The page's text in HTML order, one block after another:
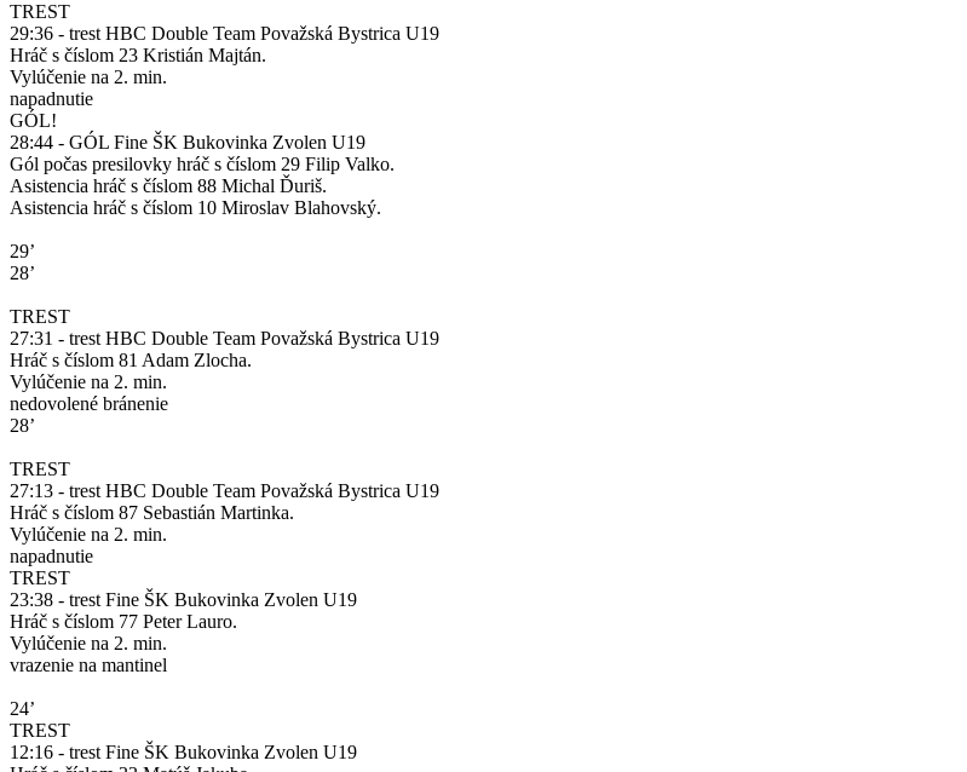
TREST
29:36 - trest HBC Double Team Považská Bystrica U19
Hráč s číslom 23 Kristián Majtán.
Vylúčenie na 2. min.
napadnutie
GÓL!
28:44 - GÓL Fine ŠK Bukovinka Zvolen U19
Gól počas presilovky hráč s číslom 29 Filip Valko.
Asistencia hráč s číslom 88 Michal Ďuriš.
Asistencia hráč s číslom 10 Miroslav Blahovský.
29’
28’
TREST
27:31 - trest HBC Double Team Považská Bystrica U19
Hráč s číslom 81 Adam Zlocha.
Vylúčenie na 2. min.
nedovolené bránenie
28’
TREST
27:13 - trest HBC Double Team Považská Bystrica U19
Hráč s číslom 87 Sebastián Martinka.
Vylúčenie na 2. min.
napadnutie
TREST
23:38 - trest Fine ŠK Bukovinka Zvolen U19
Hráč s číslom 77 Peter Lauro.
Vylúčenie na 2. min.
vrazenie na mantinel
24’
TREST
12:16 - trest Fine ŠK Bukovinka Zvolen U19